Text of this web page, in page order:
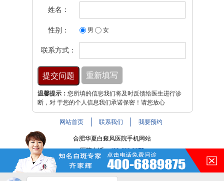
姓名：
性别： 男 女
联系方式：
温馨提示： 您所填的信息我们将及时反馈给医生进行诊
断，对 于您的个人信息我们承诺保密！请您放心
网站首页 联系我们 我要预约
合肥华夏白癜风医院手机网站
医院电话：400-688-9875
医院地址：合肥市铜陵路与裕溪路交叉路口
注：本网站信息仅供参考，不能作为诊断及医疗依据，服用